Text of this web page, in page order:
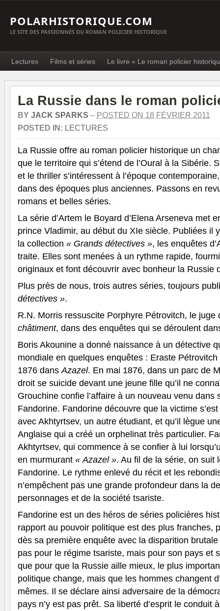
POLARHISTORIQUE.COM
LE SITE DES PASSIONNÉS DU ROMAN POLICIER HISTORIQUE
Lectures Films et séries Le livre « Le roman policier
La Russie dans le roman
BY JACK SPARKS – POSTED ON 18 FÉVRIER 2011
POSTED IN: LECTURES
La Russie offre au roman policier historique un
que le territoire qui s’étend de l’Oural à la Sibérie.
et le thriller s’intéressent à l’époque
dans des époques plus anciennes. Passons en
romans et belles séries.
La série d’Artem le Boyard d’Elena Arseneva met
prince Vladimir, au début du XIe siècle. Publiées il
la collection « Grands détectives », les enquêtes
traite. Elles sont menées à un rythme rapide,
originaux et font découvrir avec bonheur la Russie
Plus près de nous, trois autres séries, toujours
détectives ».
R.N. Morris ressuscite Porphyre Pétrovitch, le juge
châtiment, dans des enquêtes qui se déroulent
Boris Akounine a donné naissance à un détective
mondiale en quelques enquêtes : Eraste
1876 dans Azazel. En mai 1876, dans un parc de
droit se suicide devant une jeune fille qu’il ne
Grouchine confie l’affaire à un nouveau venu dans
Fandorine. Fandorine découvre que la victime
avec Akhtyrtsev, un autre étudiant, et qu’il lègue
Anglaise qui a créé un orphelinat très particulier.
Akhtyrtsev, qui commence à se confier à lui
en murmurant « Azazel ». Au fil de la série, on suit
Fandorine. Le rythme enlevé du récit et les
n’empêchent pas une grande profondeur dans la
personnages et de la société tsariste.
Fandorine est un des héros de séries policières
rapport au pouvoir politique est des plus franches,
dès sa première enquête avec la disparition brutale
pas pour le régime tsariste, mais pour son pays et
que pour que la Russie aille mieux, le plus
politique change, mais que les hommes changent
mêmes. Il se déclare ainsi adversaire de la
pays n’y est pas prêt. Sa liberté d’esprit le conduit